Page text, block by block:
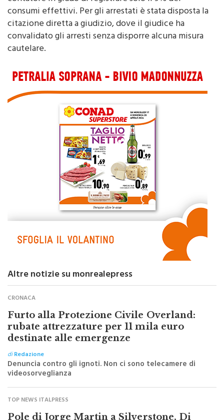
contatore in grado di registrare solo il 9% dei
consumi effettivi. Per gli arrestati è stata disposta la
citazione diretta a giudizio, dove il giudice ha
convalidato gli arresti senza disporre alcuna misura
Altre notizie su monrealepress
CRONACA
Furto alla Protezione Civile Overland:
rubate attrezzature per 11 mila euro
destinate alle emergenze
diRedazione
Denuncia contro gli ignoti. Non ci sono telecamere di
videosorveglianza
TOP NEWS ITALPRESS